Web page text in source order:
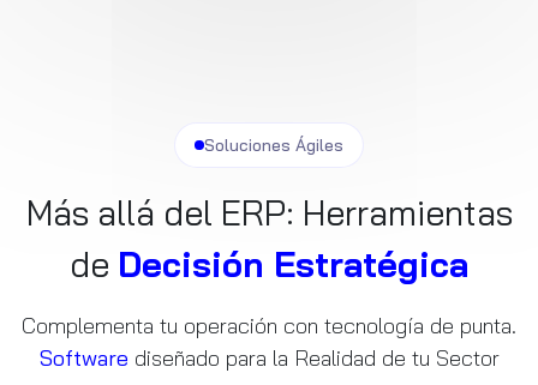
Soluciones Ágiles
Más allá del ERP: Herramientas
de Decisión Estratégica
Complementa tu operación con tecnología de punta.
Software diseñado para la Realidad de tu Sector